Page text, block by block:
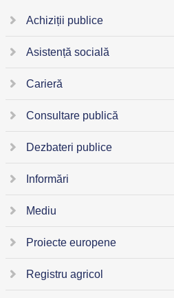
Achiziții publice
Asistență socială
Carieră
Consultare publică
Dezbateri publice
Informări
Mediu
Proiecte europene
Registru agricol